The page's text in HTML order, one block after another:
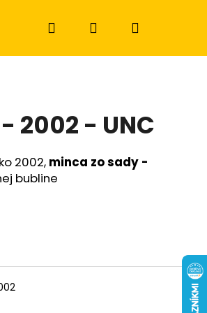
NGC a PMG Odznaky a
HľadaťPrihlásenieNákupný
2002 - UNC
2002, minca zo sady -
bubline